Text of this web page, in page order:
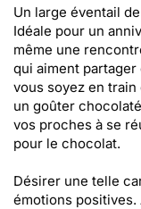
Un large éventail
Idéale pour un
même une
qui aiment
vous soyez en
un goûter
vos proches à se
pour le chocolat.
Désirer une telle
émotions